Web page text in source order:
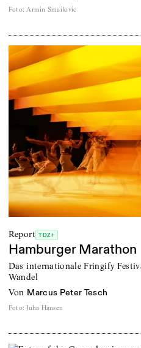
Foto: Armin Smailovic
Report TDZ+
Hamburger Marathon
Das internationale Fringify
Wandel
von Marcus Peter Tesch
Foto: Juha Hansen